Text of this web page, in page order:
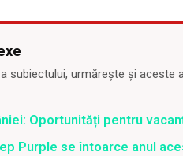
subiectului, urmărește și aceste
Oportunități pentru
Purple se întoarce anul